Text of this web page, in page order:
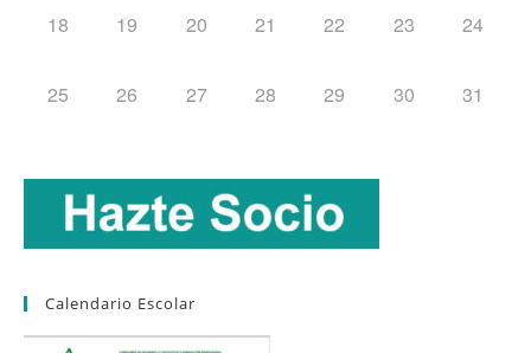
18 19 20 21 22 23 24
25 26 27 28 29 30 31
Calendario Escolar